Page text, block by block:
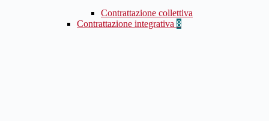
Contrattazione collettiva
Contrattazione integrativa 8